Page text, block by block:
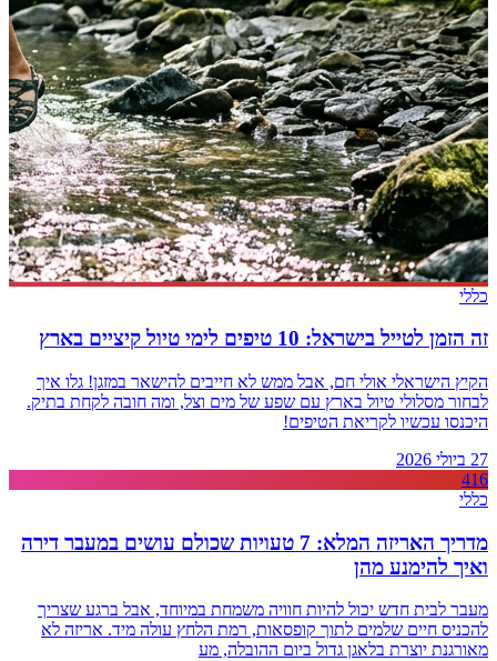
כללי
זה הזמן לטייל בישראל: 10 טיפים לימי טיול קיציים בארץ
הקיץ הישראלי אולי חם, אבל ממש לא חייבים להישאר במזגן! גלו איך
לבחור מסלולי טיול בארץ עם שפע של מים וצל, ומה חובה לקחת בתיק.
היכנסו עכשיו לקריאת הטיפים!
27 ביולי 2026
416
כללי
מדריך האריזה המלא: 7 טעויות שכולם עושים במעבר דירה
ואיך להימנע מהן
מעבר לבית חדש יכול להיות חוויה משמחת במיוחד, אבל ברגע שצריך
להכניס חיים שלמים לתוך קופסאות, רמת הלחץ עולה מיד. אריזה לא
מאורגנת יוצרת בלאגן גדול ביום ההובלה, מע